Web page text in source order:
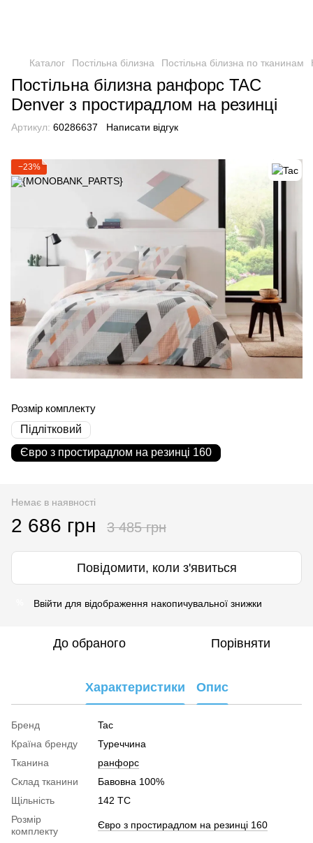
Каталог Постільна білизна Постільна білизна по тканинам
Постільна білизна ранфорс TAC
Denver з простирадлом на резинці
Артикул: 60286637 Написати відгук
−23%
Розмір комплекту
Підлітковий
Євро з простирадлом на резинці 160
Немає в наявності
2 686 грн 3 485 грн
Повідомити, коли з'явиться
Ввійти для відображення накопичувальної знижки
До обраного Порівняти
Характеристики Опис
Бренд
Tac
Країна бренду
Туреччина
Тканина
ранфорс
Склад тканини
Бавовна 100%
Щільність
142 TC
Розмір
комплекту
Євро з простирадлом на резинці 160